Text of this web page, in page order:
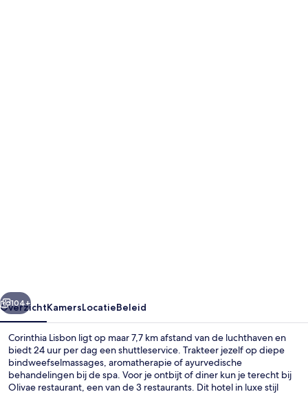
Volgende
104+
OverzichtKamersLocatieBeleid
Corinthia Lisbon ligt op maar 7,7 km afstand van de luchthaven en
biedt 24 uur per dag een shuttleservice. Trakteer jezelf op diepe
bindweefselmassages, aromatherapie of ayurvedische
behandelingen bij de spa. Voor je ontbijt of diner kun je terecht bij
Olivae restaurant, een van de 3 restaurants. Dit hotel in luxe stijl